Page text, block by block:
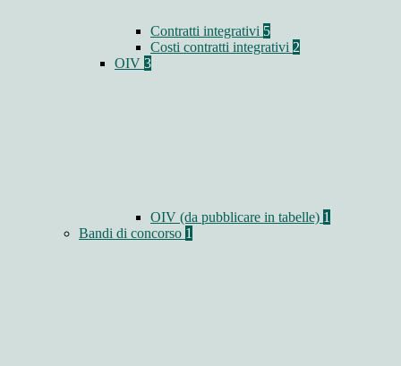
Contratti integrativi 5
Costi contratti integrativi 2
OIV 3
OIV (da pubblicare in tabelle) 1
Bandi di concorso 1